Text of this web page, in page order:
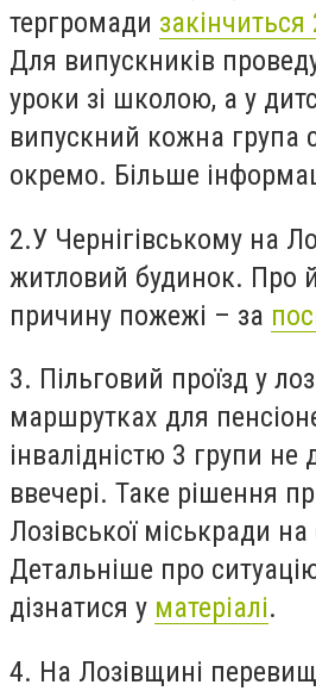
тергромади
Для випускників
уроки зі школою, а у
випускний кожна група
окремо. Більше
2.У Чернігівському на
житловий будинок. Про
причину пожежі – за
3. Пільговий проїзд у
маршрутках для
інвалідністю 3 групи не
ввечері. Таке рішення
Лозівської міськради на
Детальніше про
дізнатися у матеріалі.
4. На Лозівщині